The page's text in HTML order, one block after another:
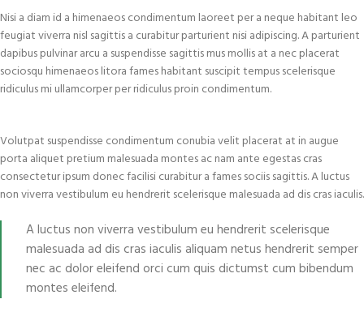
Nisi a diam id a himenaeos condimentum laoreet per a neque habitant leo
feugiat viverra nisl sagittis a curabitur parturient nisi adipiscing. A parturient
dapibus pulvinar arcu a suspendisse sagittis mus mollis at a nec placerat
sociosqu himenaeos litora fames habitant suscipit tempus scelerisque
ridiculus mi ullamcorper per ridiculus proin condimentum.
Volutpat suspendisse condimentum conubia velit placerat at in augue
porta aliquet pretium malesuada montes ac nam ante egestas cras
consectetur ipsum donec facilisi curabitur a fames sociis sagittis. A luctus
non viverra vestibulum eu hendrerit scelerisque malesuada ad dis cras iaculis.
A luctus non viverra vestibulum eu hendrerit scelerisque
malesuada ad dis cras iaculis aliquam netus hendrerit semper
nec ac dolor eleifend orci cum quis dictumst cum bibendum
montes eleifend.